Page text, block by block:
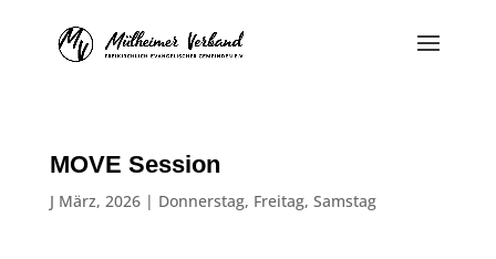
MOVE Session
J März, 2026| Donnerstag, Freitag, Samstag